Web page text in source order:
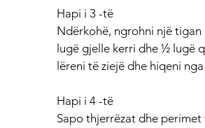
Hapi i 3 -të
Ndërkohë, ngrohni një tigan
lugë gjelle kerri dhe ½ lugë
lëreni të ziejë dhe hiqeni
Hapi i 4 -të
Sapo thjerrëzat dhe